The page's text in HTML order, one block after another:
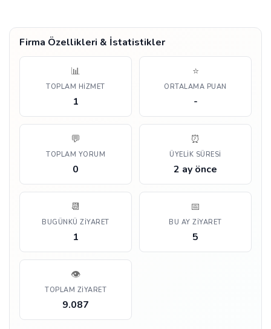
Firma Özellikleri & İstatistikler
📊
TOPLAM HIZMET
1
⭐
ORTALAMA PUAN
-
💬
TOPLAM YORUM
0
⏰
ÜYELIK SÜRESI
2 ay önce
📆
BUGÜNKÜ ZIYARET
1
📅
BU AY ZIYARET
5
👁️
TOPLAM ZIYARET
9.087